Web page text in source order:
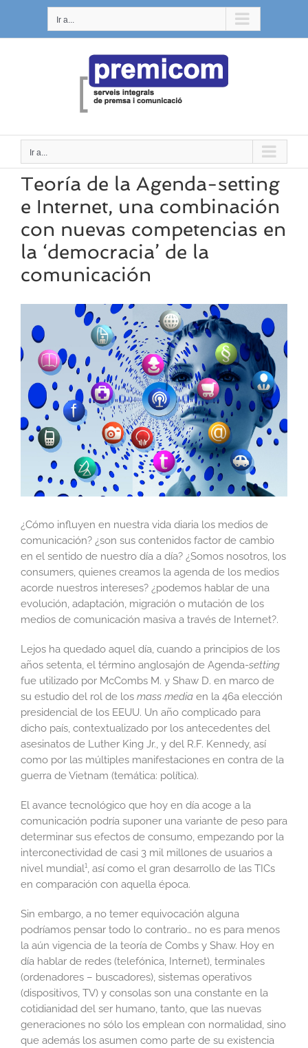
contenido
Ir a...
Ir a...
Teoría de la Agenda-setting
e Internet, una combinación
con nuevas competencias en
la ‘democracia’ de la
comunicación
imagen
más
grande
¿Cómo influyen en nuestra vida diaria los medios de
comunicación? ¿son sus contenidos factor de cambio
en el sentido de nuestro día a día? ¿Somos nosotros, los
consumers, quienes creamos la agenda de los medios
acorde nuestros intereses? ¿podemos hablar de una
evolución, adaptación, migración o mutación de los
medios de comunicación masiva a través de Internet?.
Lejos ha quedado aquel día, cuando a principios de los
años setenta, el término anglosajón de Agenda-setting
fue utilizado por McCombs M. y Shaw D. en marco de
su estudio del rol de los mass media en la 46a elección
presidencial de los EEUU. Un año complicado para
dicho país, contextualizado por los antecedentes del
asesinatos de Luther King Jr., y del R.F. Kennedy, así
como por las múltiples manifestaciones en contra de la
guerra de Vietnam (temática: política).
El avance tecnológico que hoy en día acoge a la
comunicación podría suponer una variante de peso para
determinar sus efectos de consumo, empezando por la
interconectividad de casi 3 mil millones de usuarios a
nivel mundial¹, así como el gran desarrollo de las TICs
en comparación con aquella época.
Sin embargo, a no temer equivocación alguna
podríamos pensar todo lo contrario… no es para menos
la aún vigencia de la teoría de Combs y Shaw. Hoy en
día hablar de redes (telefónica, Internet), terminales
(ordenadores – buscadores), sistemas operativos
(dispositivos, TV) y consolas son una constante en la
cotidianidad del ser humano, tanto, que las nuevas
generaciones no sólo los emplean con normalidad, sino
que además los asumen como parte de su existencia